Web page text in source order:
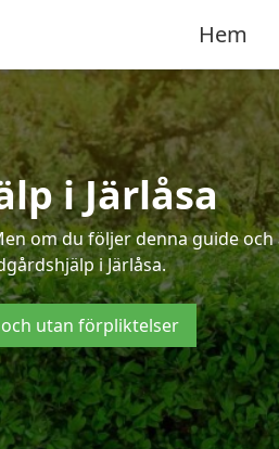
Hem
i Järlåsa
om du följer denna guide
i Järlåsa.
utan förpliktelser